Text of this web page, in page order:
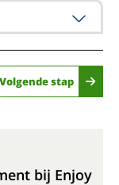
Volgende stap
bij Enjoy